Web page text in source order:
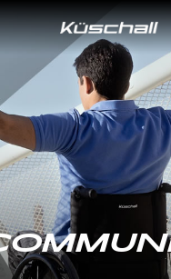
WÄHLE DEIN